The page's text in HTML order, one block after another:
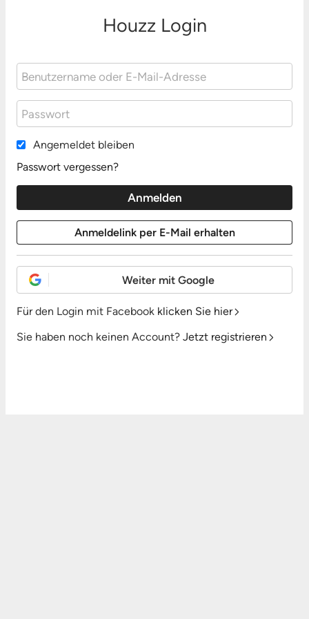
Houzz Login
Angemeldet bleiben
Passwort vergessen?
Weiter mit Google
Für den Login mit Facebook klicken Sie hier
Sie haben noch keinen Account? Jetzt registrieren